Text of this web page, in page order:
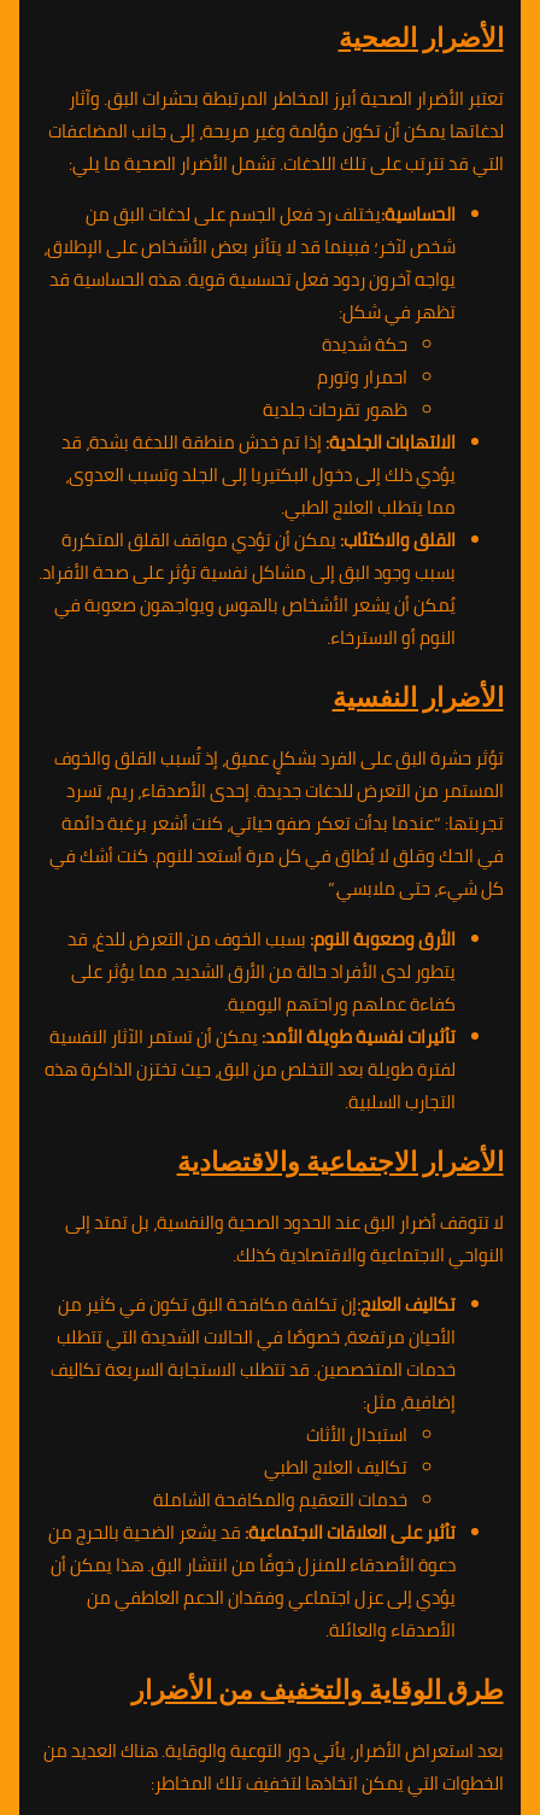
الأضرار الصحية
تعتبر الأضرار الصحية أبرز المخاطر المرتبطة بحشرات البق. وآثار
لدغاتها يمكن أن تكون مؤلمة وغير مريحة، إلى جانب المضاعفات
التي قد تترتب على تلك اللدغات. تشمل الأضرار الصحية ما يلي:
الحساسية:يختلف رد فعل الجسم على لدغات البق من
شخص لآخر؛ فبينما قد لا يتأثر بعض الأشخاص على الإطلاق،
يواجه آخرون ردود فعل تحسسية قوية. هذه الحساسية قد
تظهر في شكل:
حكة شديدة
احمرار وتورم
ظهور تقرحات جلدية
الالتهابات الجلدية:إذا تم خدش منطقة اللدغة بشدة، قد
يؤدي ذلك إلى دخول البكتيريا إلى الجلد وتسبب العدوى،
مما يتطلب العلاج الطبي.
القلق والاكتئاب:يمكن أن تؤدي مواقف القلق المتكررة
بسبب وجود البق إلى مشاكل نفسية تؤثر على صحة الأفراد.
يُمكن أن يشعر الأشخاص بالهوس ويواجهون صعوبة في
النوم أو الاسترخاء.
الأضرار النفسية
تؤثر حشرة البق على الفرد بشكلٍ عميق، إذ تُسبب القلق والخوف
المستمر من التعرض للدغات جديدة. إحدى الأصدقاء، ريم، تسرد
تجربتها: “عندما بدأت تعكر صفو حياتي، كنت أشعر برغبة دائمة
في الحك وقلق لا يُطاق في كل مرة أستعد للنوم. كنت أشك في
كل شيء، حتى ملابسي.”
الأرق وصعوبة النوم:بسبب الخوف من التعرض للدغ، قد
يتطور لدى الأفراد حالة من الأرق الشديد، مما يؤثر على
كفاءة عملهم وراحتهم اليومية.
تأثيرات نفسية طويلة الأمد:يمكن أن تستمر الآثار النفسية
لفترة طويلة بعد التخلص من البق، حيث تختزن الذاكرة هذه
التجارب السلبية.
الأضرار الاجتماعية والاقتصادية
لا تتوقف أضرار البق عند الحدود الصحية والنفسية، بل تمتد إلى
النواحي الاجتماعية والاقتصادية كذلك.
تكاليف العلاج:إن تكلفة مكافحة البق تكون في كثير من
الأحيان مرتفعة، خصوصًا في الحالات الشديدة التي تتطلب
خدمات المتخصصين. قد تتطلب الاستجابة السريعة تكاليف
إضافية، مثل:
استبدال الأثاث
تكاليف العلاج الطبي
خدمات التعقيم والمكافحة الشاملة
تأثير على العلاقات الاجتماعية:قد يشعر الضحية بالحرج من
دعوة الأصدقاء للمنزل خوفًا من انتشار البق. هذا يمكن أن
يؤدي إلى عزل اجتماعي وفقدان الدعم العاطفي من
الأصدقاء والعائلة.
طرق الوقاية والتخفيف من الأضرار
بعد استعراض الأضرار، يأتي دور التوعية والوقاية. هناك العديد من
الخطوات التي يمكن اتخاذها لتخفيف تلك المخاطر: